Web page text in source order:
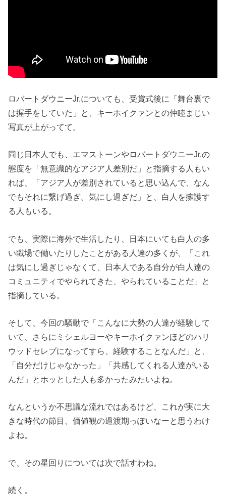
ロバートダウニーJr.についても、受賞式後に「舞台裏で
は握手をしていた」と、キーホイクァンとの仲睦まじい
写真が上がってて。
同じ日本人でも、エマストーンやロバートダウニーJr.の
態度を「無意識的なアジア人差別だ」と指摘する人もい
れば、「アジア人が差別されていると思い込んで、なん
でもそれに繋げ過ぎ。気にし過ぎだ」と、白人を擁護す
る人もいる。
でも、実際に海外で生活したり、日本にいても白人の多
い職場で働いたりしたことがある人達の多くが、「これ
は気にし過ぎじゃなくて、日本人である自分が白人達の
コミュニティでやられてきた、やられていることだ」と
指摘している。
そして、今回の騒動で「こんなに大勢の人達が経験して
いて、さらにミシェルヨーやキーホイクァンほどのハリ
ウッドセレブになってすら、経験することなんだ」と、
「自分だけじゃなかった」「共感してくれる人達がいる
んだ」とホッとした人も多かったみたいよね。
なんというか不思議な流れではあるけど、これが実に大
きな時代の節目、価値観の過渡期っぽいなーと思うわけ
よね。
で、その星回りについては次で話すわね。
続く。